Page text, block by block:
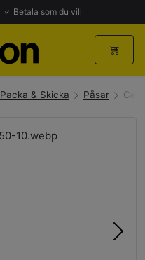
Betala som du vill
Packa & Skicka Påsar
Nästa